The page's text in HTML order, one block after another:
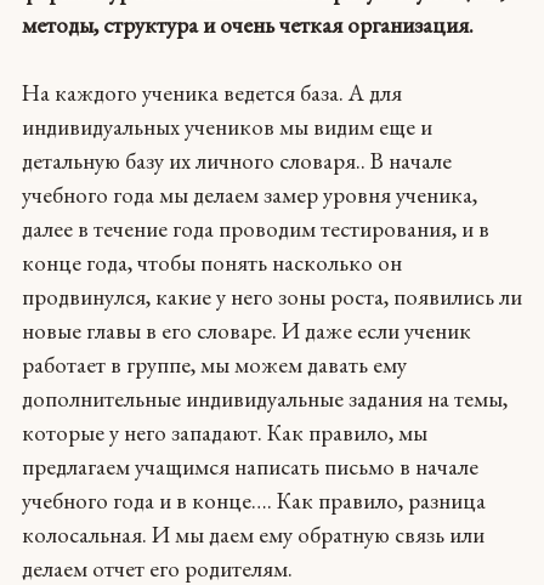
методы, структура и очень четкая организация.
На каждого ученика ведется база. А для
индивидуальных учеников мы видим еще и
детальную базу их личного словаря.. В начале
учебного года мы делаем замер уровня ученика,
далее в течение года проводим тестирования, и в
конце года, чтобы понять насколько он
продвинулся, какие у него зоны роста, появились ли
новые главы в его словаре. И даже если ученик
работает в группе, мы можем давать ему
дополнительные индивидуальные задания на темы,
которые у него западают. Как правило, мы
предлагаем учащимся написать письмо в начале
учебного года и в конце…. Как правило, разница
колосальная. И мы даем ему обратную связь или
делаем отчет его родителям.